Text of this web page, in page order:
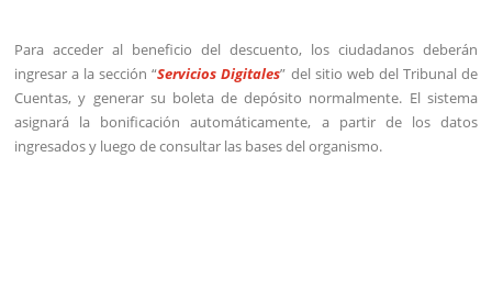
Para acceder al beneficio del descuento, los ciudadanos deberán
ingresar a la sección “Servicios Digitales” del sitio web del Tribunal de
Cuentas, y generar su boleta de depósito normalmente. El sistema
asignará la bonificación automáticamente, a partir de los datos
ingresados y luego de consultar las bases del organismo.